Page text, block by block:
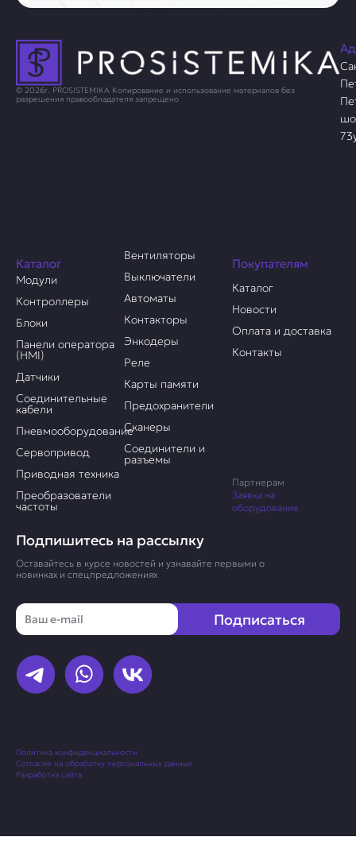
© 2026г. PROSISTEMIKA Копирование и использование материалов без
разрешения правообладателя запрещено
Подпишитесь на рассылку
Оставайтесь в курсе новостей и узнавайте первыми о
новинках и спецпредложениях
Email
Подписаться
Политика конфиденциальности
Согласие на обработку персональных данных
Разработка сайта
Каталог
Модули
Контроллеры
Блоки
Панели оператора
(HMI)
Датчики
Соединительные
кабели
Пневмооборудование
Сервопривод
Приводная техника
Преобразователи
частоты
Вентиляторы
Выключатели
Автоматы
Контакторы
Энкодеры
Реле
Карты памяти
Предохранители
Сканеры
Соединители и
разъемы
Покупателям
Каталог
Новости
Оплата и доставка
Контакты
Партнерам
Заявка на
оборудование